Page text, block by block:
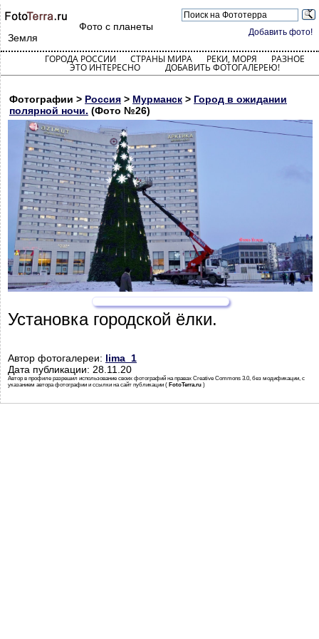
Добавить фото!
Фото с планеты
Земля
ГОРОДА РОССИИ СТРАНЫ МИРА РЕКИ, МОРЯ РАЗНОЕ
ЭТО ИНТЕРЕСНО ДОБАВИТЬ ФОТОГАЛЕРЕЮ!
Фотографии > Россия > Мурманск > Город в ожидании
полярной ночи. (Фото №26)
Установка городской ёлки.
Автор фотогалереи: lima_1
Дата публикации: 28.11.20
Автор в профиле разрешил использование своих фотографий на правах Creative Commons 3.0, без модификации, с
указанием автора фотографии и ссылки на сайт публикации ( FotoTerra.ru )